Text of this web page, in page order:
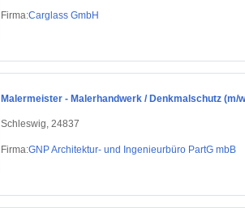
Firma:Carglass GmbH
Malermeister - Malerhandwerk / Denkmalschutz (m/
Schleswig, 24837
Firma:GNP Architektur- und Ingenieurbüro PartG mbB